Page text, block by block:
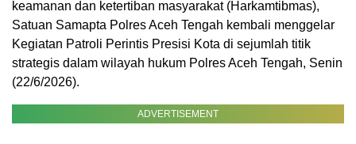
keamanan dan ketertiban masyarakat (Harkamtibmas),
Satuan Samapta Polres Aceh Tengah kembali menggelar
Kegiatan Patroli Perintis Presisi Kota di sejumlah titik
strategis dalam wilayah hukum Polres Aceh Tengah, Senin
(22/6/2026).
ADVERTISEMENT